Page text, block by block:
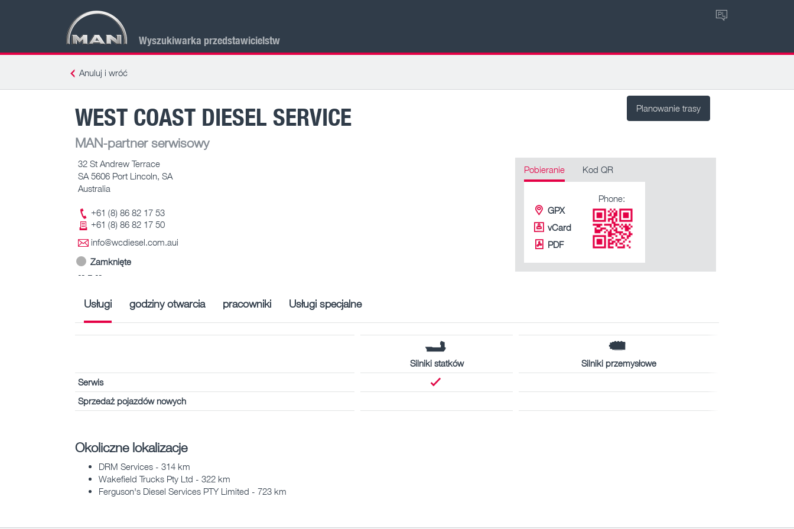
Wyszukiwarka przedstawicielstw
PL
Anuluj i wróć
Planowanie trasy
WEST COAST DIESEL SERVICE
MAN-partner serwisowy
32 St Andrew Terrace
SA 5606 Port Lincoln, SA
Australia
+61 (8) 86 82 17 53
+61 (8) 86 82 17 50
info@wcdiesel.com.aui
Zamknięte
-- – --
Pobieranie Kod QR
GPX
vCard
PDF
Phone:
Usługi godziny otwarcia pracowniki Usługi specjalne
Silniki statków
Silniki przemysłowe
Serwis
Sprzedaż pojazdów nowych
Okoliczne lokalizacje
DRM Services - 314 km
Wakefield Trucks Pty Ltd - 322 km
Ferguson's Diesel Services PTY Limited - 723 km